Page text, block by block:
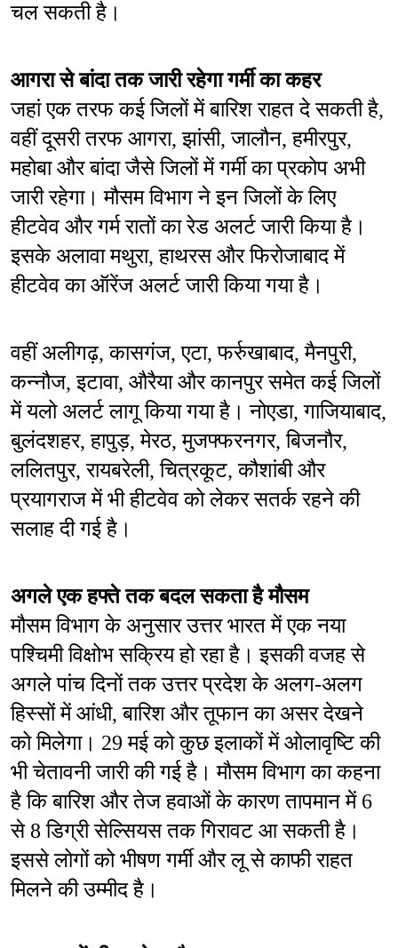
चल सकती है।
आगरा से बांदा तक जारी रहेगा गर्मी का कहर
जहां एक तरफ कई जिलों में बारिश राहत दे सकती है,
वहीं दूसरी तरफ आगरा, झांसी, जालौन, हमीरपुर,
महोबा और बांदा जैसे जिलों में गर्मी का प्रकोप अभी
जारी रहेगा। मौसम विभाग ने इन जिलों के लिए
हीटवेव और गर्म रातों का रेड अलर्ट जारी किया है।
इसके अलावा मथुरा, हाथरस और फिरोजाबाद में
हीटवेव का ऑरेंज अलर्ट जारी किया गया है।
वहीं अलीगढ़, कासगंज, एटा, फर्रुखाबाद, मैनपुरी,
कन्नौज, इटावा, औरैया और कानपुर समेत कई जिलों
में यलो अलर्ट लागू किया गया है। नोएडा, गाजियाबाद,
बुलंदशहर, हापुड़, मेरठ, मुजफ्फरनगर, बिजनौर,
ललितपुर, रायबरेली, चित्रकूट, कौशांबी और
प्रयागराज में भी हीटवेव को लेकर सतर्क रहने की
सलाह दी गई है।
अगले एक हफ्ते तक बदल सकता है मौसम
मौसम विभाग के अनुसार उत्तर भारत में एक नया
पश्चिमी विक्षोभ सक्रिय हो रहा है। इसकी वजह से
अगले पांच दिनों तक उत्तर प्रदेश के अलग-अलग
हिस्सों में आंधी, बारिश और तूफान का असर देखने
को मिलेगा। 29 मई को कुछ इलाकों में ओलावृष्टि की
भी चेतावनी जारी की गई है। मौसम विभाग का कहना
है कि बारिश और तेज हवाओं के कारण तापमान में 6
से 8 डिग्री सेल्सियस तक गिरावट आ सकती है।
इससे लोगों को भीषण गर्मी और लू से काफी राहत
मिलने की उम्मीद है।